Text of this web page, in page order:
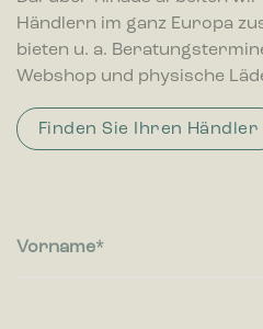
Händlern im ganz Europa
bieten u. a.
Webshop und physische
Finden Sie Ihren Händler
Vorname